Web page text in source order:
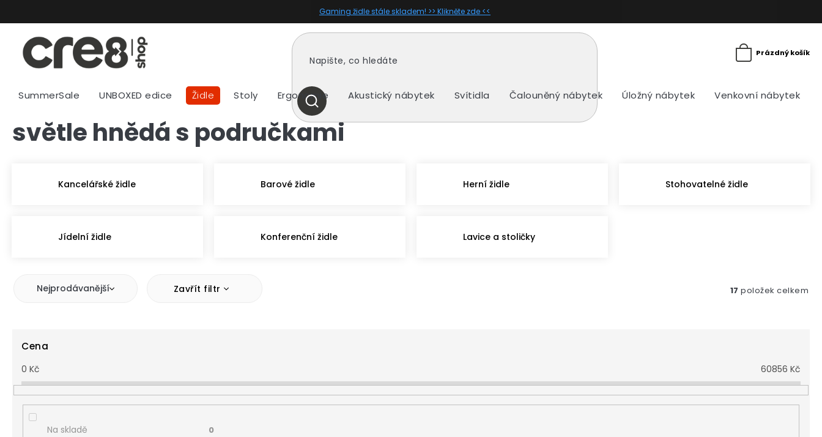
Gaming židle stále skladem! >> Klikněte zde <<
HLEDAT
Prázdný košík
SummerSale UNBOXED edice Židle Stoly Ergonomie Akustický nábytek Svítidla Čalouněný nábytek Úložný nábytek Venkovní nábytek
světle hnědá s područkami
Kancelářské židle Barové židle Herní židle Stohovatelné židle
Jídelní židle Konferenční židle Lavice a stoličky
Nejprodávanější 17 položek celkem
Zavřít filtr
Cena
0 Kč 60856 Kč
Na skladě 0